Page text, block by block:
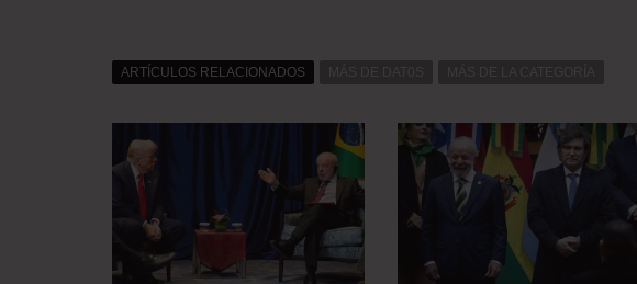
ARTÍCULOS RELACIONADOS